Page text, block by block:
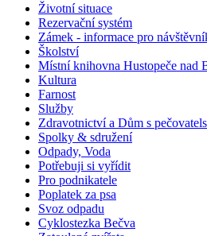
Životní situace
Rezervační systém
Zámek - informace pro
Školství
Místní knihovna Hustopeče nad
Kultura
Farnost
Služby
Zdravotnictví a Dům s
Spolky & sdružení
Odpady, Voda
Potřebuji si vyřídit
Pro podnikatele
Poplatek za psa
Svoz odpadu
Cyklostezka Bečva